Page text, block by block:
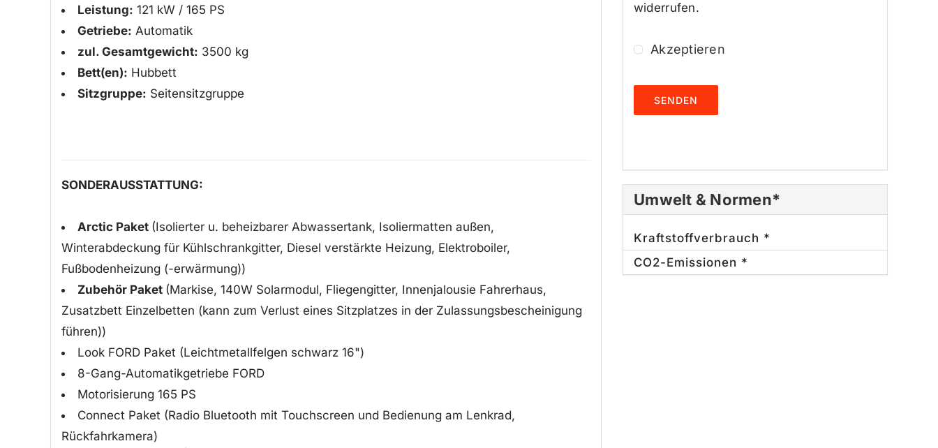
Leistung: 121 kW / 165 PS
Getriebe: Automatik
zul. Gesamtgewicht: 3500 kg
Bett(en): Hubbett
Sitzgruppe: Seitensitzgruppe
SONDERAUSSTATTUNG:
Arctic Paket (Isolierter u. beheizbarer Abwassertank, Isoliermatten außen,
Winterabdeckung für Kühlschrankgitter, Diesel verstärkte Heizung, Elektroboiler,
Fußbodenheizung (-erwärmung))
Zubehör Paket (Markise, 140W Solarmodul, Fliegengitter, Innenjalousie Fahrerhaus,
Zusatzbett Einzelbetten (kann zum Verlust eines Sitzplatzes in der Zulassungsbescheinigung
führen))
Look FORD Paket (Leichtmetallfelgen schwarz 16")
8-Gang-Automatikgetriebe FORD
Motorisierung 165 PS
Connect Paket (Radio Bluetooth mit Touchscreen und Bedienung am Lenkrad,
Rückfahrkamera)
widerrufen.
Akzeptieren
SENDEN
Umwelt & Normen*
Kraftstoffverbrauch *
CO2-Emissionen *